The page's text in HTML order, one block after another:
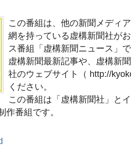
この番組は、他の新聞メディ
網を持っている虚構新聞社が
ス番組「虚構新聞ニュース」
虚構新聞最新記事や、虚構新
社のウェブサイト（ http://
ください。
この番組は「虚構新聞社」と
作番組です。